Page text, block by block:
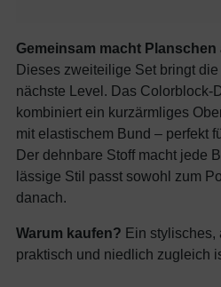
Gemeinsam macht Planschen
Dieses zweiteilige Set bringt
nächste Level. Das Colorblock-
kombiniert ein kurzärmliges
mit elastischem Bund – perfekt
Der dehnbare Stoff macht jede
lässige Stil passt sowohl zum
danach.
Warum kaufen? Ein stylisches,
praktisch und niedlich zugleich